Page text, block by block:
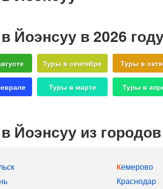
Йоэнсуу в 2026
Туры в сентябре Туры в
Туры в марте Туры в
Йоэнсуу из
Кемерово
Краснодар